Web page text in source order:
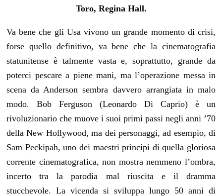
Toro, Regina Hall.
Va bene che gli Usa vivono un grande momento di crisi,
forse quello definitivo, va bene che la cinematografia
statunitense è talmente vasta e, soprattutto, grande da
poterci pescare a piene mani, ma l’operazione messa in
scena da Anderson sembra davvero arrangiata in malo
modo. Bob Ferguson (Leonardo Di Caprio) è un
rivoluzionario che muove i suoi primi passi negli anni ’70
della New Hollywood, ma dei personaggi, ad esempio, di
Sam Peckipah, uno dei maestri principi di quella gloriosa
corrente cinematografica, non mostra nemmeno l’ombra,
incerto tra la parodia mal riuscita e il dramma
stucchevole. La vicenda si sviluppa lungo 50 anni di